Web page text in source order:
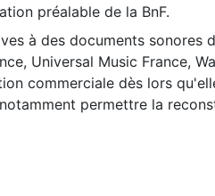
préalable de la BnF.
à des documents sonores
Universal Music France,
commerciale dès lors
permettre la